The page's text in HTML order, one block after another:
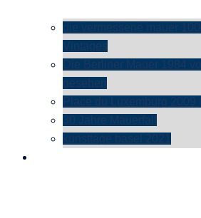
die vermessene mauer
Vintages
Die Berliner Mauer 1984
gesehen
Place du Luxemburg 2009
30 Jahre Mauerfall
kunsttage basel 2021